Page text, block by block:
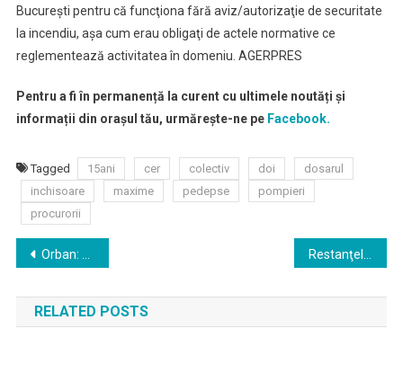
Bucureşti pentru că funcţiona fără aviz/autorizaţie de securitate
la incendiu, aşa cum erau obligaţi de actele normative ce
reglementează activitatea în domeniu. AGERPRES
Pentru a fi în permanență la curent cu ultimele noutăți și
informații din orașul tău, urmărește-ne peFacebook.
Tagged 15ani cer colectiv doi
dosarul
inchisoare
maxime pedepse
pompieri
procurorii
Navigare
în
articole
Orban: Dacă Parlamentul nu votează proiectul de lege privind abrogarea recursului compensatoriu, ne asumăm răspunderea
RELATED POSTS